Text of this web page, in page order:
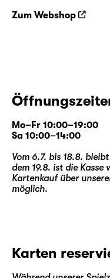
Zum Webshop
Mo–Fr 10:00–19:00
Sa 10:00–14:00
Vom 6.7. bis 18.8.
dem 19.8. ist die
Kartenkauf über
möglich.
Karten